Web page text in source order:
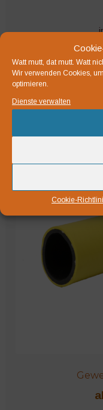
Watt mutt, dat mutt. Watt
Wir verwenden Cookies,
optimieren.
Dienste verwalten
Cookie-
zzgl.
Dieses
Optionen
Produktseite